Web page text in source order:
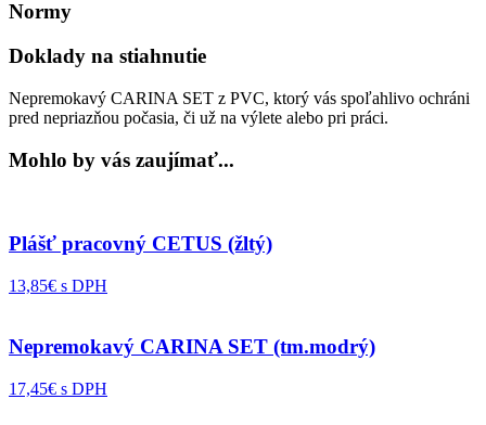
Normy
Doklady na stiahnutie
Nepremokavý CARINA SET z PVC, ktorý vás spoľahlivo ochráni
pred nepriazňou počasia, či už na výlete alebo pri práci.
Mohlo by vás zaujímať...
Plášť pracovný CETUS (žltý)
13,85€ s DPH
Nepremokavý CARINA SET (tm.modrý)
17,45€ s DPH